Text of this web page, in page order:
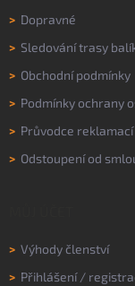
> Dopravné
> Sledování trasy
> Obchodní podmínky
> Podmínky ochrany
> Průvodce reklamací
> Odstoupení od
> Výhody členství
> Přihlášení/